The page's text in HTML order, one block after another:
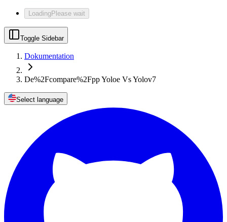
LoadingPlease wait
Toggle Sidebar
Dokumentation
De%2Fcompare%2Fpp Yoloe Vs Yolov7
Select language